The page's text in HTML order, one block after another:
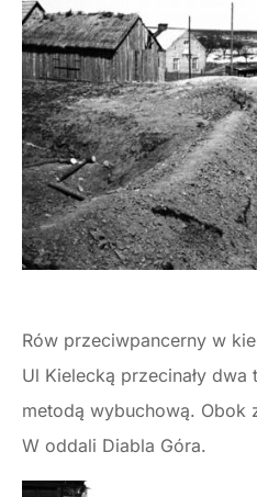
Rów przeciwpancerny w
Ul Kielecką przecinały
metodą wybuchową. Obok
W oddali Diabla Góra.